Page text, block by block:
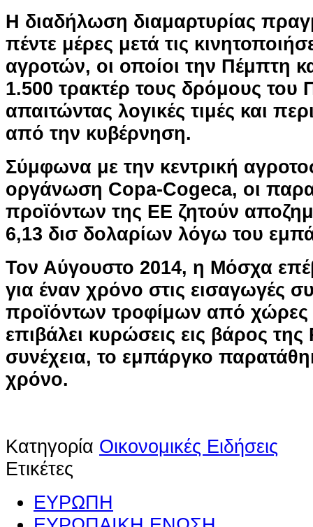
Η διαδήλωση διαμαρτυρίας
πέντε μέρες μετά τις
αγροτών, οι οποίοι την Πέμπτη
1.500 τρακτέρ τους δρόμους του
απαιτώντας λογικές τιμές και
από την κυβέρνηση.
Σύμφωνα με την κεντρική
οργάνωση Copa-Cogeca, οι
προϊόντων της ΕΕ ζητούν
6,13 δισ δολαρίων λόγω του
Τον Αύγουστο 2014, η Μόσχα
για έναν χρόνο στις εισαγωγές
προϊόντων τροφίμων από χώρες
επιβάλει κυρώσεις εις βάρος
συνέχεια, το εμπάργκο
χρόνο.
Κατηγορία Οικονομικές Ειδήσεις
Ετικέτες
ΕΥΡΩΠΗ